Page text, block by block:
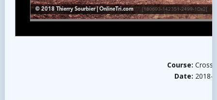
Course: Cross
Date: 2018-